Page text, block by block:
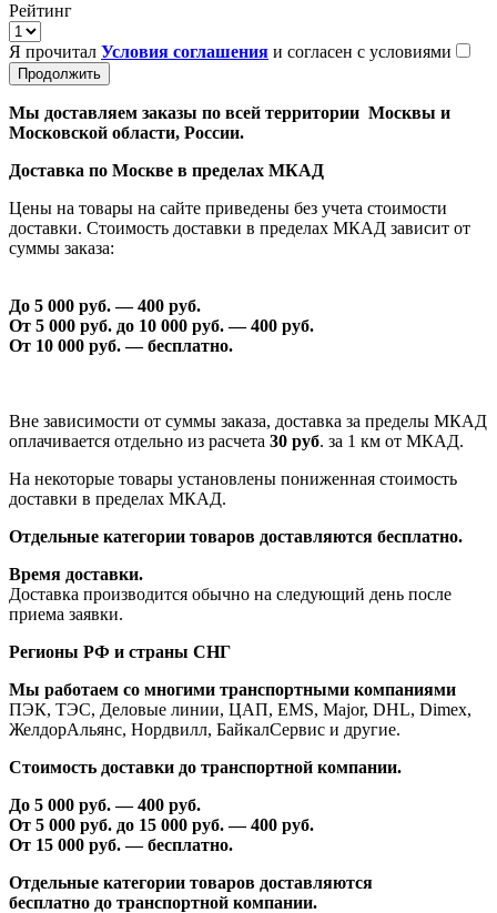
Рейтинг
Я прочитал Условия соглашения и согласен с условиями
Продолжить
Мы доставляем заказы по всей территории Москвы и
Московской области, России.
Доставка по Москве в пределах МКАД
Цены на товары на сайте приведены без учета стоимости
доставки. Стоимость доставки в пределах МКАД зависит от
суммы заказа:
До 5 000 руб. —400 руб.
От 5 000 руб. до 10 000 руб. —400 руб.
От 10 000 руб. — бесплатно.
Вне зависимости от суммы заказа, доставка за пределы МКАД
оплачивается отдельно из расчета 30 руб. за 1 км от МКАД.
На некоторые товары установлены пониженная стоимость
доставки в пределах МКАД.
Отдельные категории товаров доставляются бесплатно.
Время доставки.
Доставка производится обычно на следующий день после
приема заявки.
Регионы РФ и страны СНГ
Мы работаем со многими транспортными компаниями
ПЭК, ТЭС, Деловые линии, ЦАП, EMS, Major, DHL, Dimex,
ЖелдорАльянс, Нордвилл, БайкалСервис и другие.
Стоимость доставки до транспортной компании.
До 5 000 руб. —400 руб.
От 5 000 руб. до 15 000 руб. —400 руб.
От 15 000 руб. — бесплатно.
Отдельные категории товаров доставляются
бесплатно до транспортной компании.